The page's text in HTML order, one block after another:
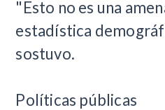
"Esto no es una
estadística
sostuvo.
Políticas públicas